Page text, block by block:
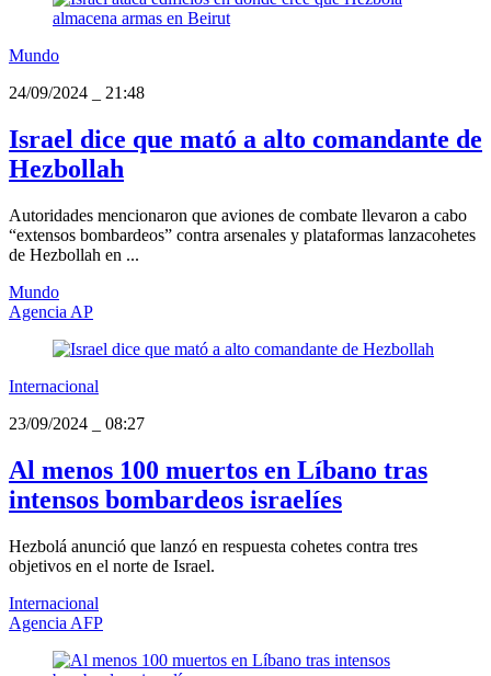
Mundo
24/09/2024
21:48
Israel dice que mató a alto comandante de
Hezbollah
Autoridades mencionaron que aviones de combate llevaron a cabo
“extensos bombardeos” contra arsenales y plataformas lanzacohetes
de Hezbollah en ...
Mundo
Agencia AP
Internacional
23/09/2024
08:27
Al menos 100 muertos en Líbano tras
intensos bombardeos israelíes
Hezbolá anunció que lanzó en respuesta cohetes contra tres
objetivos en el norte de Israel.
Internacional
Agencia AFP